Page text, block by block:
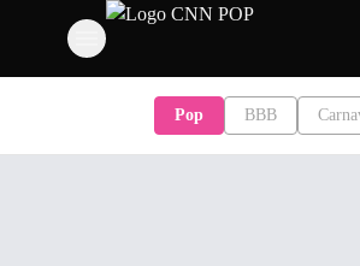
Pop BBB